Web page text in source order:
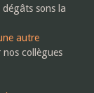
sons la
autre
nos collègues